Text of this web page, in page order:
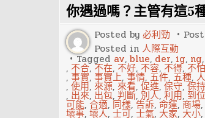
想
上
班？
用
4
個
方
法
讓
自
己
找
你遇過嗎？主管有這5
Posted by 必利勁
Posted in 人際互動
Tagged av, blue, der, ig, ng,
, 不合,不在, 不好, 不容, 不得,不怕
, 事實, 事實上, 事情, 五件, 五種,
, 使用, 來源, 來看,促進,保守,保持
, 出來, 出包, 判斷, 別人, 利用, 到位
可能, 合適, 同樣,告訴, 命運,商場,
壞事, 壞人, 士可, 士氣, 大家, 大小,